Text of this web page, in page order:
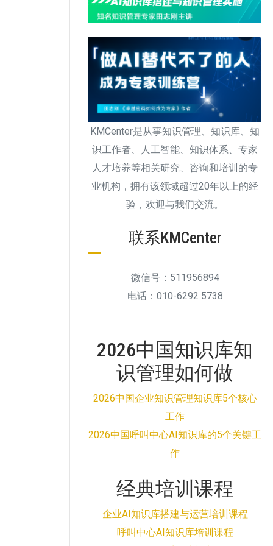
KMCenter是从事知识管理、知识库、知
识工作者、人工智能、知识体系、专家
人才培养等相关研究、咨询和培训的专
业机构，拥有该领域超过20年以上的经
验，欢迎与我们交流。
联系KMCenter
微信号：511956894
电话：010-6292 5738
2026中国知识库知
识管理如何做
2026中国企业知识管理知识库5个核心
工作
2026中国呼叫中心AI知识库的5个关键工
作
经典培训课程
企业AI知识库搭建与运营培训课程
呼叫中心AI知识库培训课程